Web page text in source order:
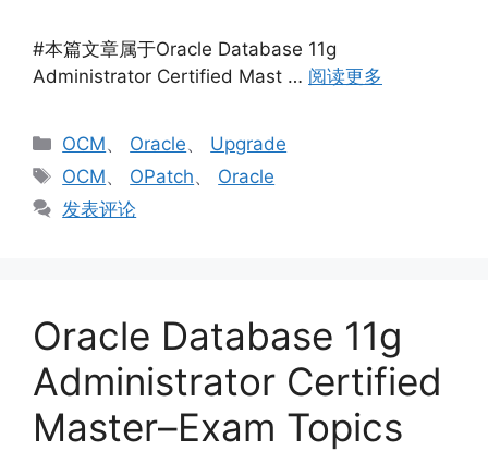
#本篇文章属于Oracle Database 11g
Administrator Certified Mast … 阅读更多
分
类
OCM、 Oracle、 Upgrade
标
签
OCM、 OPatch、 Oracle
发表评论
Oracle Database 11g
Administrator Certified
Master–Exam Topics